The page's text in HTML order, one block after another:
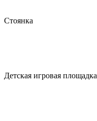
Стоянка
Детская игровая площадка